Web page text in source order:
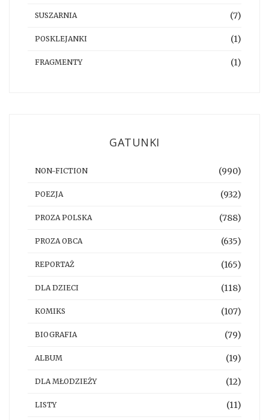
SUSZARNIA (7)
POSKLEJANKI (1)
FRAGMENTY (1)
GATUNKI
NON-FICTION (990)
POEZJA (932)
PROZA POLSKA (788)
PROZA OBCA (635)
REPORTAŻ (165)
DLA DZIECI (118)
KOMIKS (107)
BIOGRAFIA (79)
ALBUM (19)
DLA MŁODZIEŻY (12)
LISTY (11)